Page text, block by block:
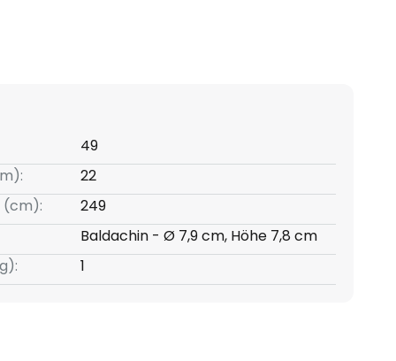
49
22
(cm):
249
Baldachin - Ø 7,9 cm, Höhe 7,8 cm
1